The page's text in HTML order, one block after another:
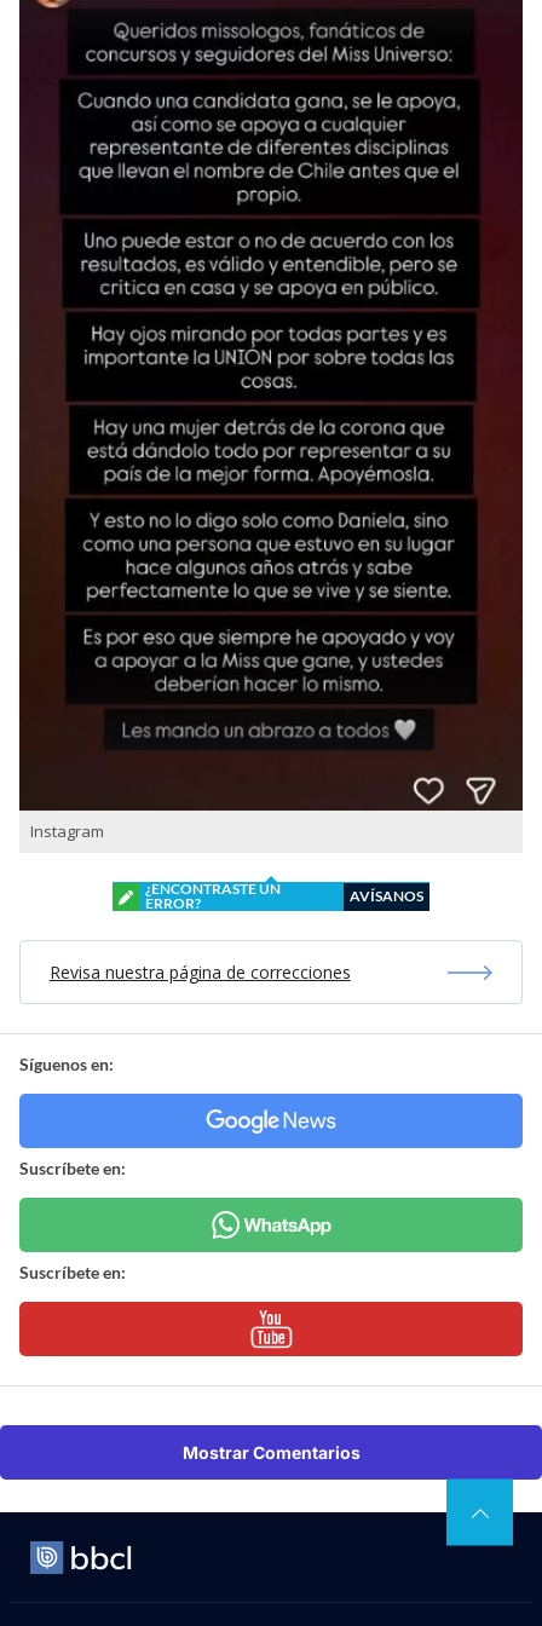
Instagram
¿ENCONTRASTE UN
ERROR?
AVÍSANOS
Revisa nuestra página de correcciones
Síguenos en:
Suscríbete en:
Suscríbete en:
Mostrar Comentarios